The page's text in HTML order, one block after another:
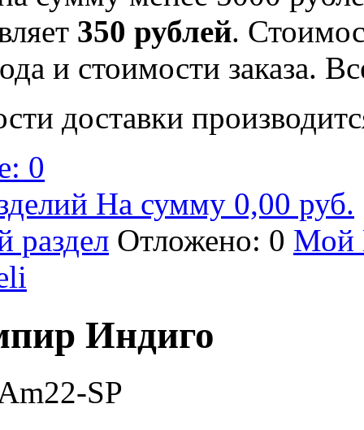
350 рублей.
и стоимости заказа.
доставки
0
На сумму 0,00 руб.
раздел Отложено: 0 Мой
Индиго
SP